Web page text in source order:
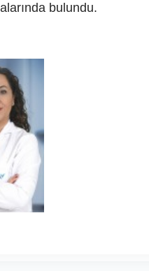
bulundu.